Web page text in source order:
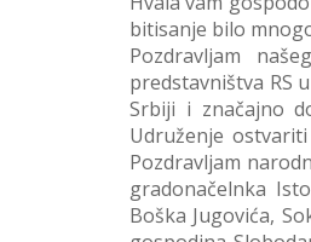
bitisanje bilo
Pozdravljam
predstavništva RS
Srbiji i značajno
Udruženje
Pozdravljam
gradonačelnka
Boška Jugovića,